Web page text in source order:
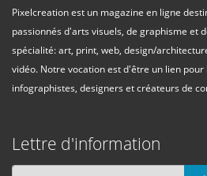
Pixelcreation est un magazine en ligne
passionnés d'arts visuels, de graphisme et
spécialité: art, print, web, design/
vidéo. Notre vocation est d'être un lien pour
infographistes, designers et créateurs de
Lettre d'information